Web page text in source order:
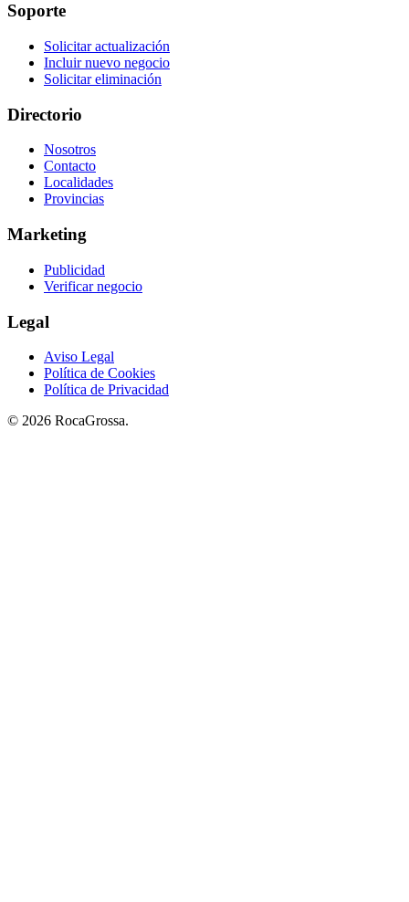
Soporte
Solicitar actualización
Incluir nuevo negocio
Solicitar eliminación
Directorio
Nosotros
Contacto
Localidades
Provincias
Marketing
Publicidad
Verificar negocio
Legal
Aviso Legal
Política de Cookies
Política de Privacidad
© 2026 RocaGrossa.